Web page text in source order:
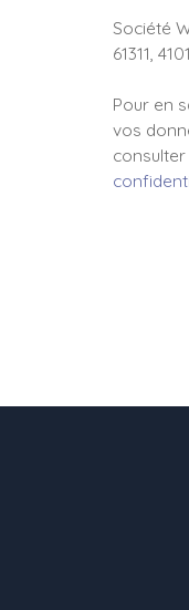
Société
61311,
Pour en
vos